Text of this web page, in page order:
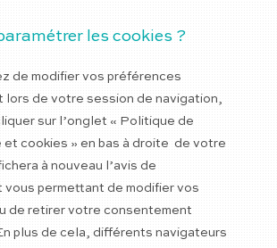
les cookies ?
de modifier vos préférences
lors de votre session de navigation,
sur l’onglet « Politique de
cookies » en bas à droite de votre
à nouveau l’avis de
vous permettant de modifier vos
de retirer votre consentement
plus de cela, différents navigateurs